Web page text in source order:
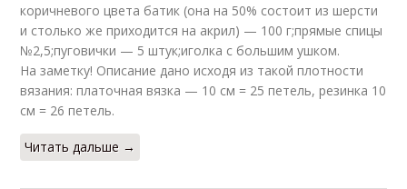
коричневого цвета батик (она на 50% состоит из шерсти
и столько же приходится на акрил) — 100 г;прямые спицы
№2,5;пуговички — 5 штук;иголка с большим ушком.
На заметку! Описание дано исходя из такой плотности
вязания: платочная вязка — 10 см = 25 петель, резинка 10
см = 26 петель.
Читать дальше →